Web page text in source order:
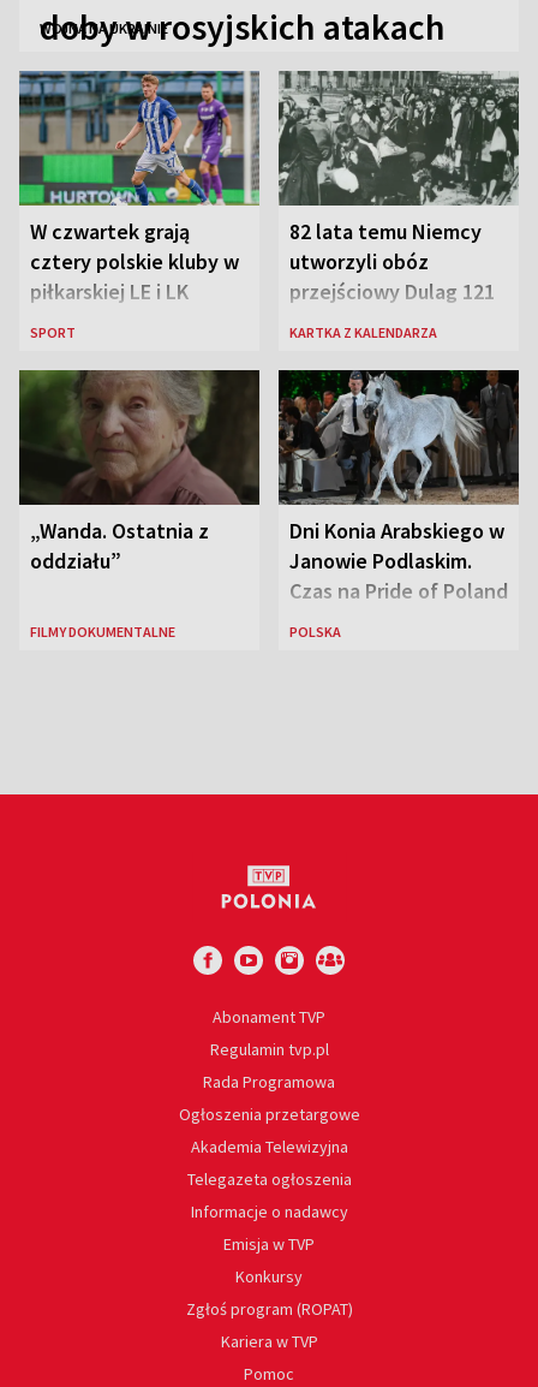
doby w rosyjskich atakach
WOJNA NA UKRAINIE
W czwartek grają
cztery polskie kluby w
piłkarskiej LE i LK
SPORT
82 lata temu Niemcy
utworzyli obóz
przejściowy Dulag 121
KARTKA Z KALENDARZA
„Wanda. Ostatnia z
oddziału”
FILMY DOKUMENTALNE
Dni Konia Arabskiego w
Janowie Podlaskim.
Czas na Pride of Poland
POLSKA
Abonament TVP
Regulamin tvp.pl
Rada Programowa
Ogłoszenia przetargowe
Akademia Telewizyjna
Telegazeta ogłoszenia
Informacje o nadawcy
Emisja w TVP
Konkursy
Zgłoś program (ROPAT)
Kariera w TVP
Pomoc